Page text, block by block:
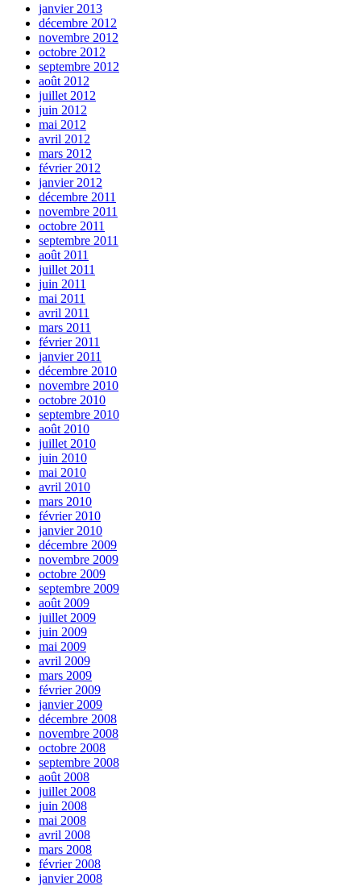
janvier 2013
décembre 2012
novembre 2012
octobre 2012
septembre 2012
août 2012
juillet 2012
juin 2012
mai 2012
avril 2012
mars 2012
février 2012
janvier 2012
décembre 2011
novembre 2011
octobre 2011
septembre 2011
août 2011
juillet 2011
juin 2011
mai 2011
avril 2011
mars 2011
février 2011
janvier 2011
décembre 2010
novembre 2010
octobre 2010
septembre 2010
août 2010
juillet 2010
juin 2010
mai 2010
avril 2010
mars 2010
février 2010
janvier 2010
décembre 2009
novembre 2009
octobre 2009
septembre 2009
août 2009
juillet 2009
juin 2009
mai 2009
avril 2009
mars 2009
février 2009
janvier 2009
décembre 2008
novembre 2008
octobre 2008
septembre 2008
août 2008
juillet 2008
juin 2008
mai 2008
avril 2008
mars 2008
février 2008
janvier 2008